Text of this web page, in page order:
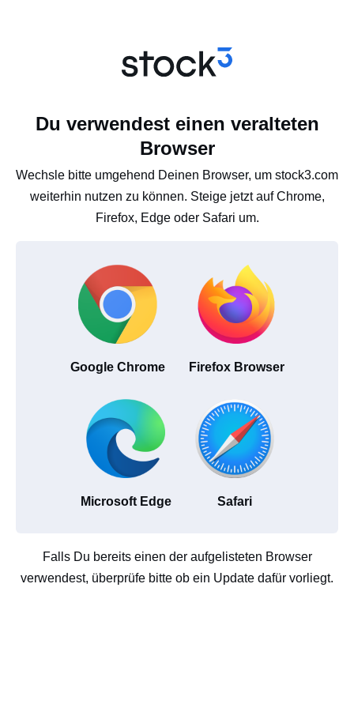
Du verwendest einen veralteten
Browser
Wechsle bitte umgehend Deinen Browser, um stock3.com
weiterhin nutzen zu können. Steige jetzt auf Chrome,
Firefox, Edge oder Safari um.
Google Chrome Firefox Browser
Microsoft Edge Safari
Falls Du bereits einen der aufgelisteten Browser
verwendest, überprüfe bitte ob ein Update dafür vorliegt.